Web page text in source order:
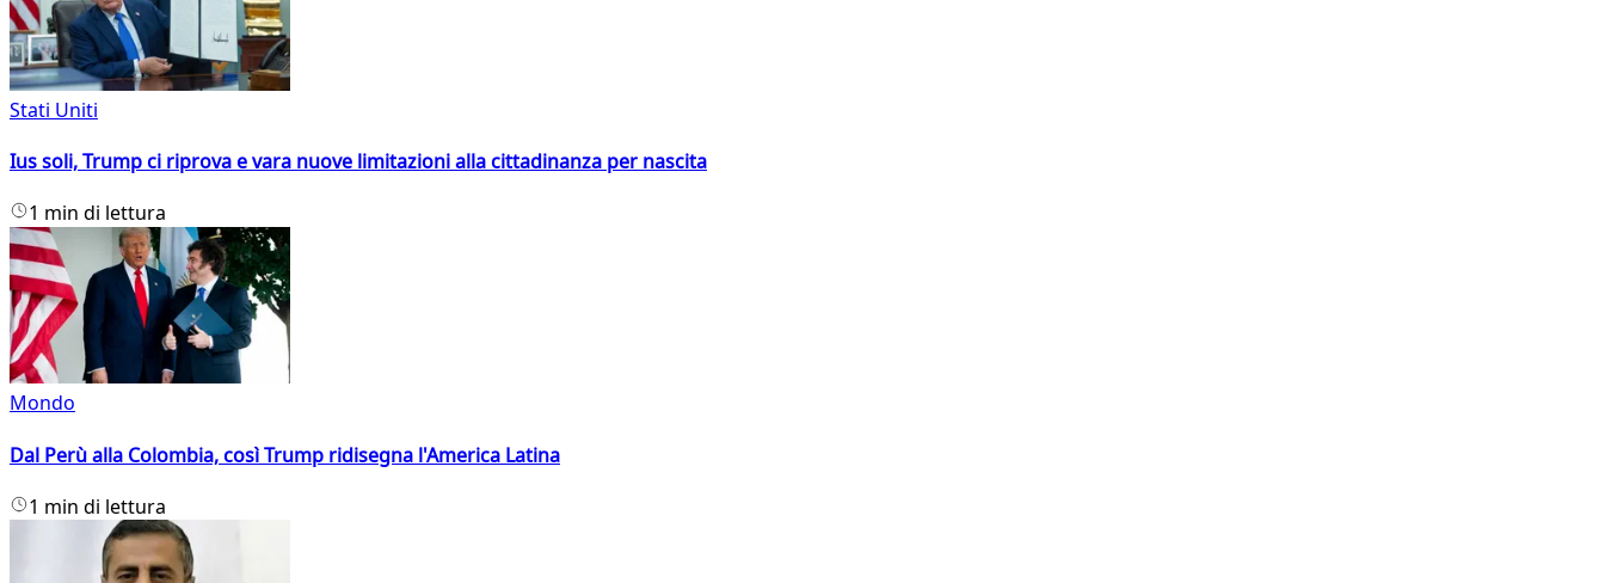
Stati Uniti
Ius soli, Trump ci riprova e vara nuove limitazioni alla cittadinanza per nascita
1 min di lettura
Mondo
Dal Perù alla Colombia, così Trump ridisegna l'America Latina
1 min di lettura